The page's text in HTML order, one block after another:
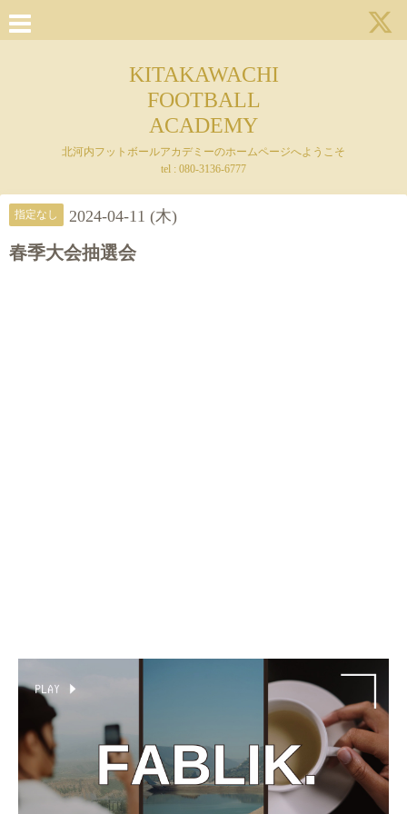
KITAKAWACHI
FOOTBALL
ACADEMY
北河内フットボールアカデミーのホームページへようこそ
tel : 080-3136-6777
指定なし 2024-04-11 (木)
春季大会抽選会